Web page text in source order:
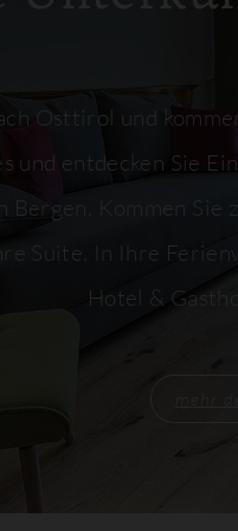
Osttirol und
und entdecken Sie
Bergen. Kommen
Suite. In Ihre
Hotel &